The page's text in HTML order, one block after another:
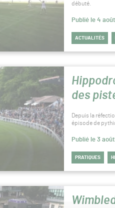
débuté.
Publié le 4
ACTUALITÉS
des
Depuis la
épisode de
Publié le 3
PRATIQUES